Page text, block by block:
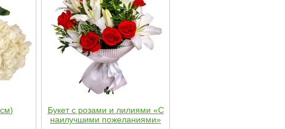
Букет с розами и лилиями «С
наилучшими пожеланиями»